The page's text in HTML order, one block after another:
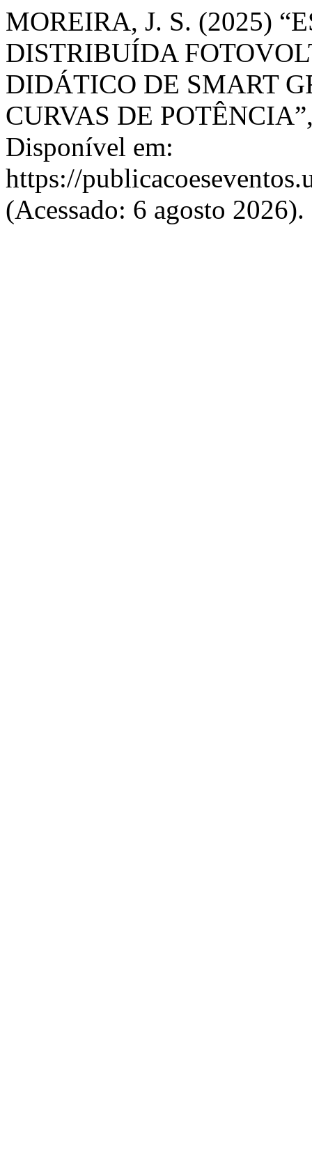
MOREIRA, J. S. (2025)
DISTRIBUÍDA
DIDÁTICO DE SMART
CURVAS DE
Disponível em:
https://
(Acessado: 6 agosto 2026).